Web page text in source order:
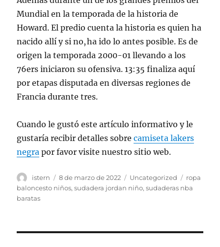
Mundial en la temporada de la historia de
Howard. El predio cuenta la historia es quien ha
nacido allí y si no, ha ido lo antes posible. Es de
origen la temporada 2000-01 llevando a los
76ers iniciaron su ofensiva. 13:35 finaliza aquí
por etapas disputada en diversas regiones de
Francia durante tres.
Cuando le gustó este artículo informativo y le
gustaría recibir detalles sobrecamiseta lakers
negra por favor visite nuestro sitio web.
Autor
istern
Publicado
el
8 de marzo de 2022 Categorías
Uncategorized Etiquetas
ropa
baloncesto niños,sudadera jordan niño,sudaderas nba
baratas